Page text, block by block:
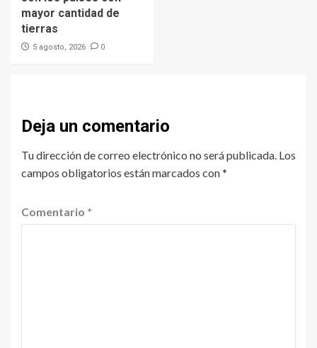
mayor cantidad de
tierras
5 agosto, 2026 0
Deja un comentario
Tu dirección de correo electrónico no será publicada. Los
campos obligatorios están marcados con*
Comentario *